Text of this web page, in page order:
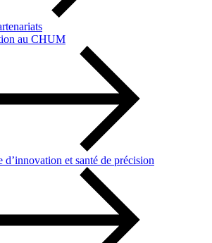
au CHUM
d’innovation et santé de précision